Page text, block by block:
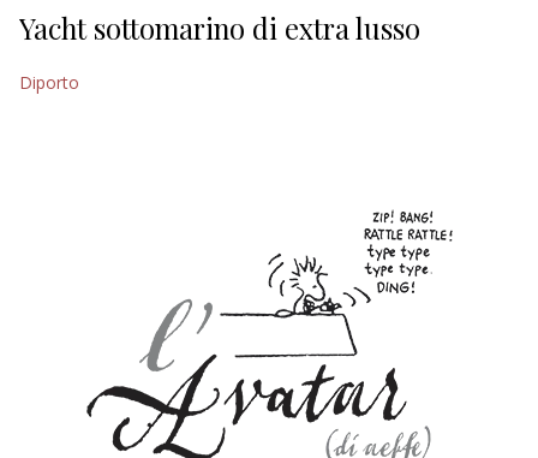
CULTURA
NAUTICA
Yacht sottomarino di extra lusso
Diporto